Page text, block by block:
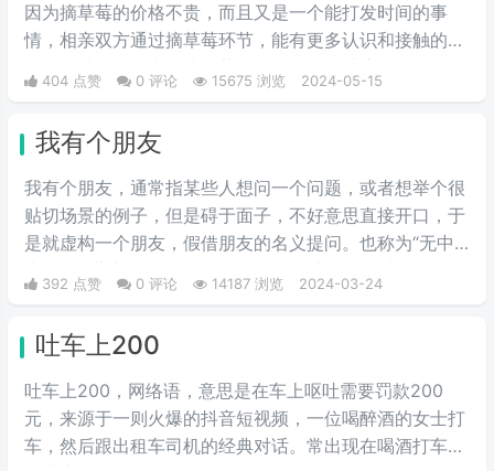
因为摘草莓的价格不贵，而且又是一个能打发时间的事
情，相亲双方通过摘草莓环节，能有更多认识和接触的机
身材，看以后适不适合做女朋友，适不适合结婚过日子。
时会安排上这一流程。
404 点赞 0 评论 15675 浏览 2024-05-15
我有个朋友
我有个朋友，通‌‌‌‌‌‌‌‌常指某些人想问一个问题，或者想举个很
贴切场景的例子，但是碍于面子，不好意思直接开口，于
是就虚构一个朋友，假借朋友的名义提问。也称为“无中
392 点赞 0 评论 14187 浏览 2024-03-24
吐车上200
吐车上200，网络语，意思是在车上呕吐需要罚款200
元，来源于一则火爆的抖音短视频，一位喝醉酒的女士打
车，然后跟出租车司机的经典对话。常出现在喝酒打车的